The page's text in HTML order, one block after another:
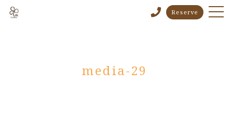
Reserve
media-29